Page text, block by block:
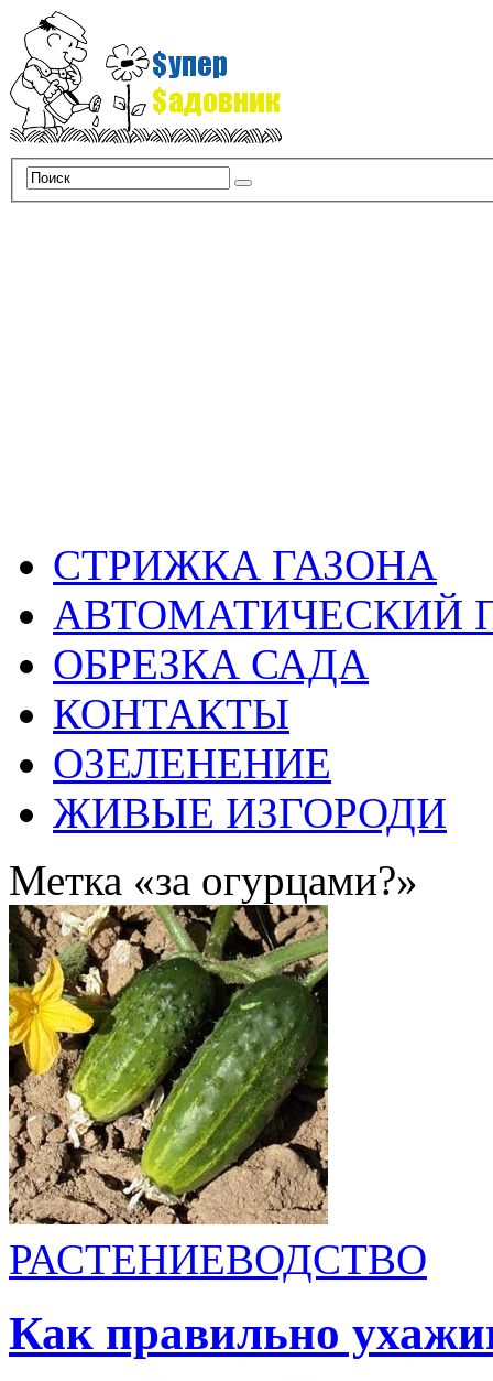
СТРИЖКА ГАЗОНА
АВТОМАТИЧЕСКИЙ
ОБРЕЗКА САДА
КОНТАКТЫ
ОЗЕЛЕНЕНИЕ
ЖИВЫЕ ИЗГОРОДИ
Метка «за огурцами?»
РАСТЕНИЕВОДСТВО
Как правильно